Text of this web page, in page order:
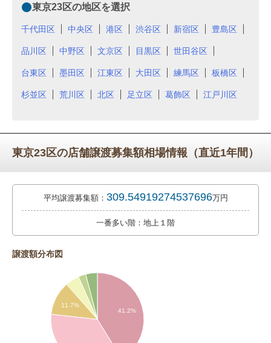
東京23区の地区を選択
千代田区 中央区 港区 渋谷区 新宿区 豊島区
品川区 中野区 文京区 目黒区 世田谷区
台東区 墨田区 江東区 大田区 練馬区 板橋区
杉並区 荒川区 北区 足立区 葛飾区 江戸川区
東京23区の店舗譲渡募集額相場情報（直近1年間）
平均譲渡募集額： 309.54919274537696万円
一番多い階：地上１階
譲渡額分布図
41.2%
11.7%